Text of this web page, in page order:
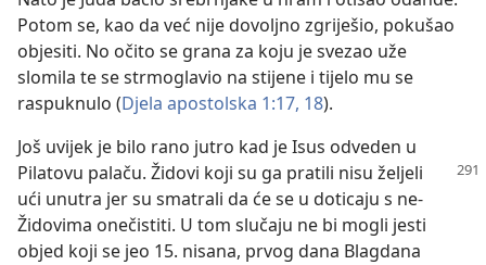
Potom se, kao da već nije dovoljno zgriješio, pokušao
objesiti. No očito se grana za koju je svezao uže
slomila te se strmoglavio na stijene i tijelo mu se
raspuknulo (Djela apostolska 1:17, 18).
Još uvijek je bilo rano jutro kad je Isus odveden u
Pilatovu palaču. Židovi koji su ga pratili nisu željeli
ući unutra jer su smatrali da će se u doticaju s ne-
Židovima onečistiti. U tom slučaju ne bi mogli jesti
objed koji se jeo 15. nisana, prvog dana Blagdana